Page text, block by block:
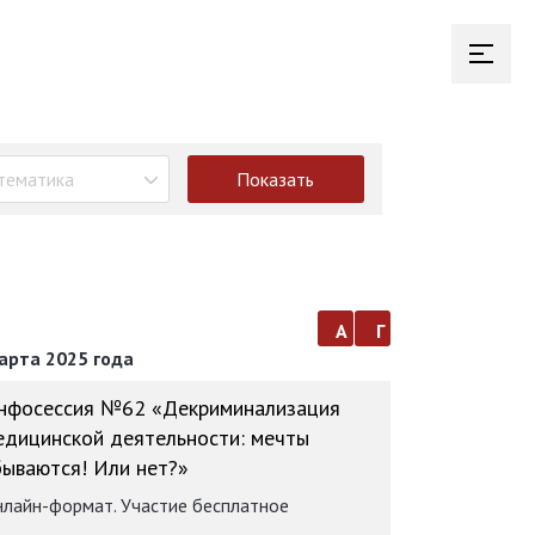
Показать
2025 года
а г
№62 «Декриминализация
деятельности: мечты
Или нет?»
формат. Участие бесплатное